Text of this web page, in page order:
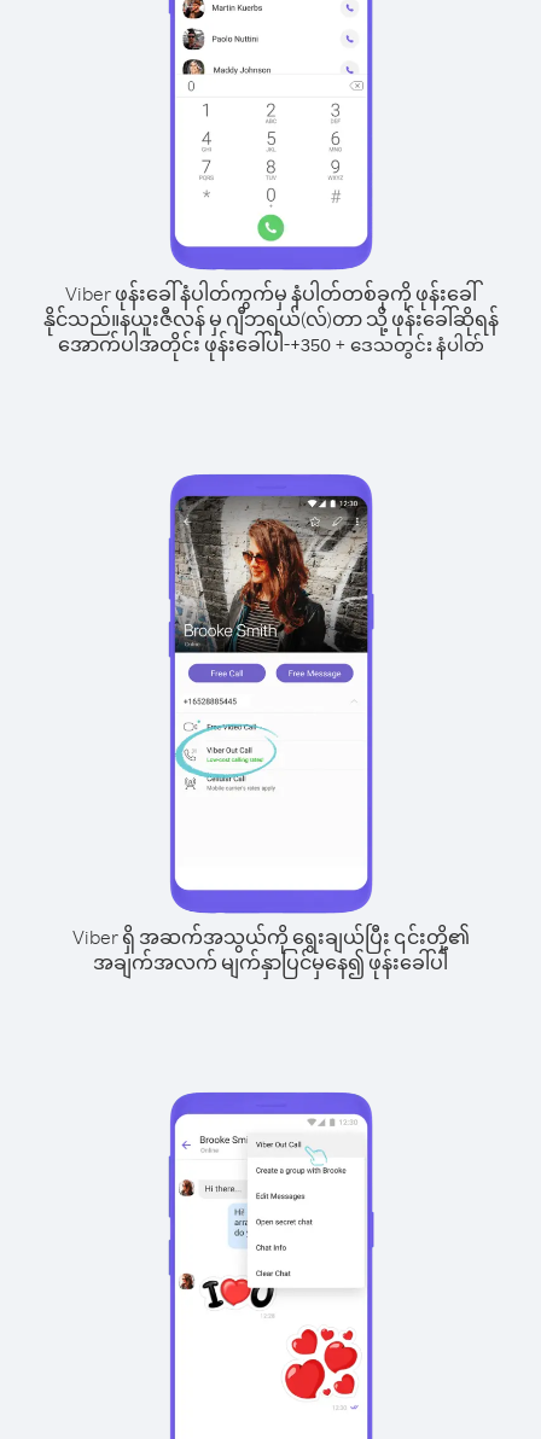
Viber ဖုန်းခေါ်နံပါတ်ကွက်မှ နံပါတ်တစ်ခုကို ဖုန်းခေါ်
နိုင်သည်။နယူးဇီလန် မှ ဂျီဘရယ်(လ်)တာ သို့ ဖုန်းခေါ်ဆိုရန်
အောက်ပါအတိုင်း ဖုန်းခေါ်ပါ-+350+ ဒေသတွင်း နံပါတ်
Viber ရှိ အဆက်အသွယ်ကို ရွေးချယ်ပြီး ၎င်းတို့၏
အချက်အလက် မျက်နှာပြင်မှနေ၍ ဖုန်းခေါ်ပါ